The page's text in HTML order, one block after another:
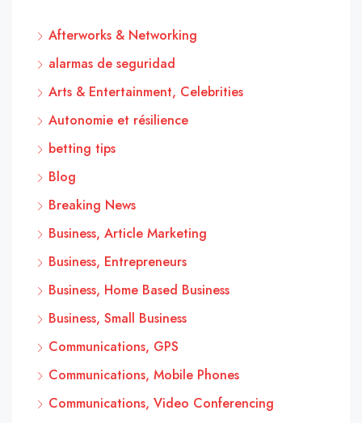
Afterworks & Networking
alarmas de seguridad
Arts & Entertainment, Celebrities
Autonomie et résilience
betting tips
Blog
Breaking News
Business, Article Marketing
Business, Entrepreneurs
Business, Home Based Business
Business, Small Business
Communications, GPS
Communications, Mobile Phones
Communications, Video Conferencing